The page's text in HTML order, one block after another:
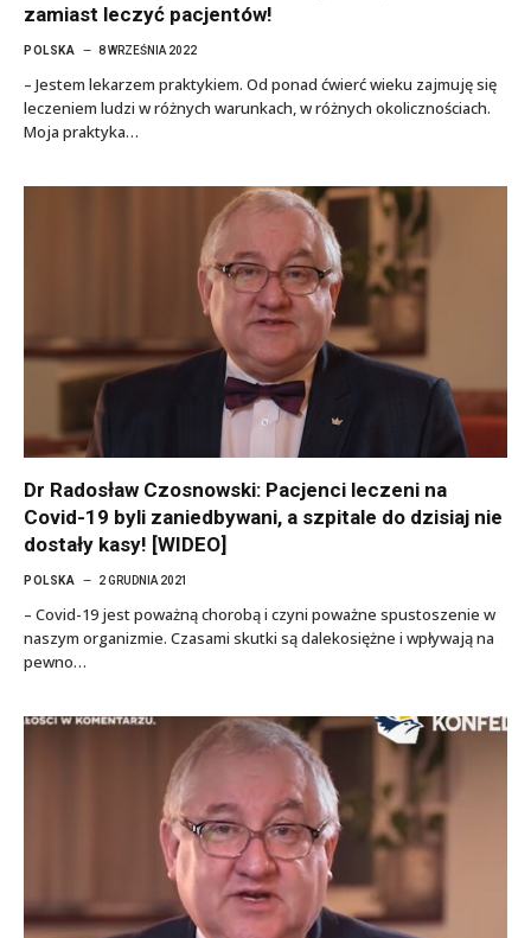
zamiast leczyć pacjentów!
POLSKA 8 WRZEŚNIA 2022
– Jestem lekarzem praktykiem. Od ponad ćwierć wieku zajmuję się
leczeniem ludzi w różnych warunkach, w różnych okolicznościach.
Moja praktyka…
Dr Radosław Czosnowski: Pacjenci leczeni na
Covid-19 byli zaniedbywani, a szpitale do dzisiaj nie
dostały kasy! [WIDEO]
POLSKA 2 GRUDNIA 2021
– Covid-19 jest poważną chorobą i czyni poważne spustoszenie w
naszym organizmie. Czasami skutki są dalekosiężne i wpływają na
pewno…